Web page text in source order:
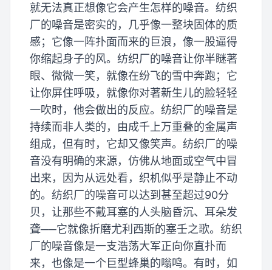
就无法真正想像它会产生怎样的噪音。纺织
厂的噪音是密实的，几乎像一整块固体的质
感；它像一阵扑面而来的巨浪，像一股逼得
你缩起身子的风。纺织厂的噪音让你半瞇著
眼、微微一笑，就像在纷飞的雪中奔跑；它
让你屏住呼吸，就像你对著新生儿的脸轻轻
一吹时，他会做出的反应。纺织厂的噪音是
持续而非人类的，由成千上万重叠的金属声
组成，但有时，它却又像笑声。纺织厂的噪
音没有明确的来源，仿佛从地面或空气中冒
出来，因为从远处看，织机似乎是静止不动
的。纺织厂的噪音可以达到甚至超过90分
贝，让那些不戴耳塞的人头脑昏沉、耳朵发
聋──它就像折磨尤利西斯的塞壬之歌。纺织
厂的噪音像是一支浩荡大军正向你直扑而
来，也像是一个巨型蜂巢的嗡鸣。有时，如